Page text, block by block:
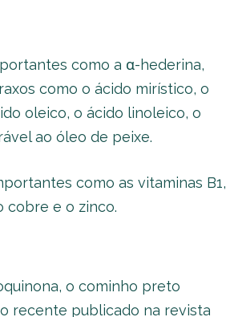
como a α-hederina,
como o ácido mirístico, o
oleico, o ácido linoleico, o
ao óleo de peixe.
como as vitaminas B1,
cobre e o zinco.
o cominho preto
recente publicado na revista